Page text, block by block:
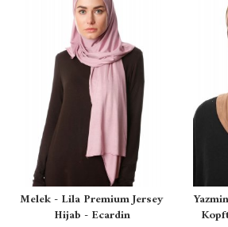
Melek - Lila Premium Jersey
Hijab - Ecardin